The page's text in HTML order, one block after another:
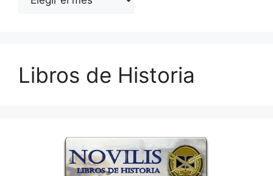
Libros de Historia